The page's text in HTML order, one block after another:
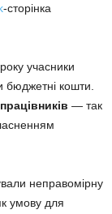
-сторінка
учасники
бюджетні кошти.
— так
неправомірну
умову для